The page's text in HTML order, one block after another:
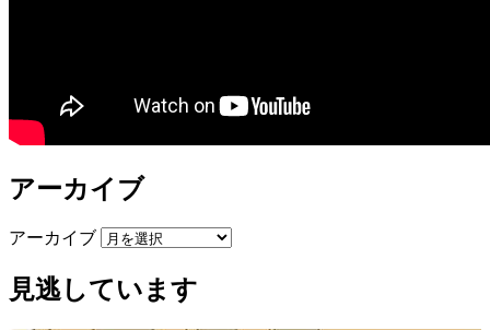
アーカイブ
アーカイブ
見逃しています